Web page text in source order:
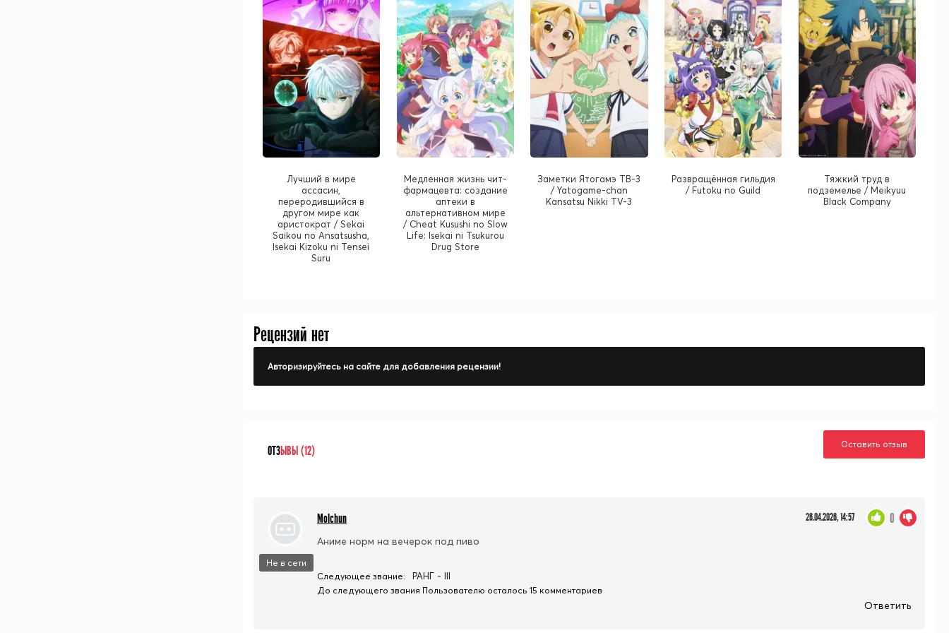
Лучший в мире
ассасин,
переродившийся в
другом мире как
аристократ / Sekai
Saikou no Ansatsusha,
Isekai Kizoku ni Tensei
Suru
Медленная жизнь чит-
фармацевта: создание
аптеки в
альтернативном мире
/ Cheat Kusushi no Slow
Life: Isekai ni Tsukurou
Drug Store
Заметки Ятогамэ ТВ-3
/ Yatogame-chan
Kansatsu Nikki TV-3
Развращённая гильдия
/ Futoku no Guild
Тяжкий труд в
подземелье / Meikyuu
Black Company
Рецензий нет
Авторизируйтесь на сайте для добавления рецензии!
ОТЗЫВЫ (12) Оставить отзыв
Не в сети
Molchun 26.04.2026, 14:57
Аниме норм на вечерок под пиво
0
Следующее звание: РАНГ - III
До следующего звания Пользователю осталось 15 комментариев
Ответить